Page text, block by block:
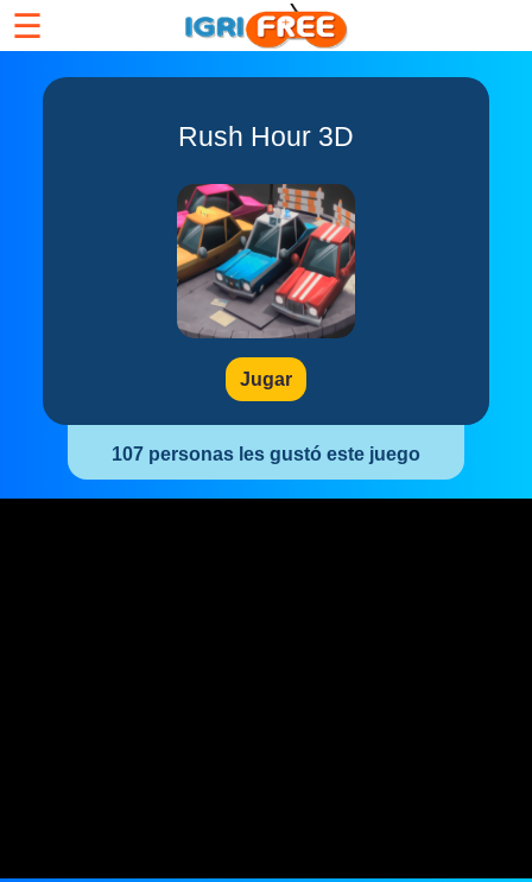
☰
Rush Hour 3D
Jugar
107 personas les gustó este juego